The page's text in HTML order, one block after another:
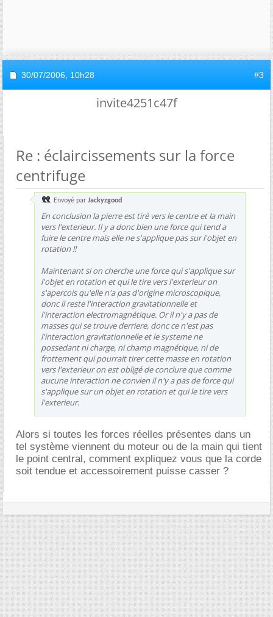
30/07/2006, 10h28 #3
invite4251c47f
Re : éclaircissements sur la force
centrifuge
Envoyé par Jackyzgood
En conclusion la pierre est tiré vers le centre et la main
vers l'exterieur. Il y a donc bien une force qui tend a
fuire le centre mais elle ne s'applique pas sur l'objet en
rotation !!
Maintenant si on cherche une force qui s'applique sur
l'objet en rotation et qui le tire vers l'exterieur on
s'apercois qu'elle n'a pas d'origine microscopique,
donc il reste l'interaction gravitationnelle et
l'interaction electromagnétique. Or il n'y a pas de
masses qui se trouve derriere, donc ce n'est pas
l'interaction gravitationnelle et le systeme ne
possedant ni charge, ni champ magnétique, ni de
frottement qui pourrait tirer cette masse en rotation
vers l'exterieur on est obligé de conclure que comme
aucune interaction ne convien il n'y a pas de force qui
s'applique sur un objet en rotation et qui le tire vers
l'exterieur.
Alors si toutes les forces réelles présentes dans un
tel système viennent du moteur ou de la main qui tient
le point central, comment expliquez vous que la corde
soit tendue et accessoirement puisse casser ?